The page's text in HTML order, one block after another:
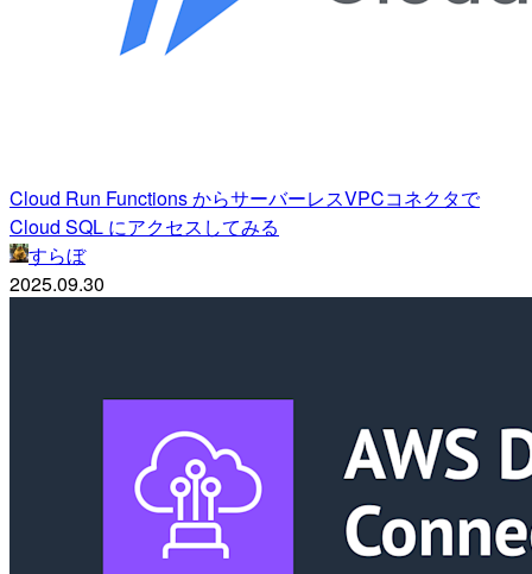
Cloud Run Functions からサーバーレスVPCコネクタで
Cloud SQL にアクセスしてみる
すらぼ
2025.09.30